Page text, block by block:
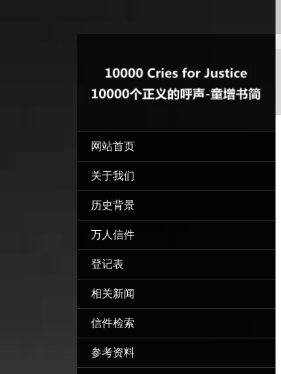
网站首页
关于我们
历史背景
万人信件
登记表
相关新闻
信件检索
参考资料